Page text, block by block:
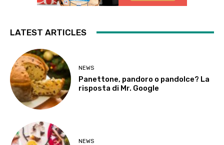
LATEST ARTICLES
NEWS
Panettone, pandoro o pandolce? La
risposta di Mr. Google
NEWS